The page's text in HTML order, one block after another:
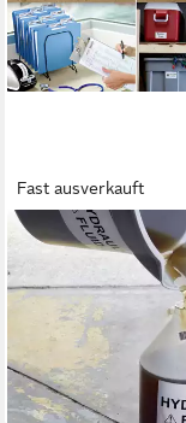
Fast ausverkauft
DYMO
Etiketten DYMO
Etiketten Rolle 64 x
Polypropylen-Folie
ab 90,94 €
lieferbar - in 2-3